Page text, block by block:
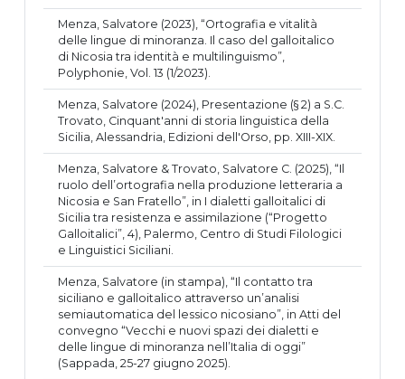
Menza, Salvatore (2023), “Ortografia e vitalità
delle lingue di minoranza. Il caso del galloitalico
di Nicosia tra identità e multilinguismo”,
Polyphonie, Vol. 13 (1/2023).
Menza, Salvatore (2024), Presentazione (§ 2) a S.C.
Trovato, Cinquant'anni di storia linguistica della
Sicilia, Alessandria, Edizioni dell'Orso, pp. XIII-XIX.
Menza, Salvatore & Trovato, Salvatore C. (2025), “Il
ruolo dell’ortografia nella produzione letteraria a
Nicosia e San Fratello”, in I dialetti galloitalici di
Sicilia tra resistenza e assimilazione (“Progetto
Galloitalici”, 4), Palermo, Centro di Studi Filologici
e Linguistici Siciliani.
Menza, Salvatore (in stampa), “Il contatto tra
siciliano e galloitalico attraverso un’analisi
semiautomatica del lessico nicosiano”, in Atti del
convegno “Vecchi e nuovi spazi dei dialetti e
delle lingue di minoranza nell’Italia di oggi”
(Sappada, 25-27 giugno 2025).